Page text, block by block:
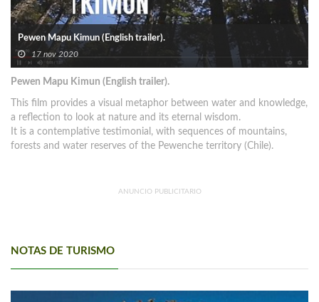
Pewen Mapu Kimun (English trailer).
17 nov 2020
Pewen Mapu Kimun (English trailer).
This film provides a visual metaphor between water and knowledge,
a reflection to look at nature and its eternal wisdom.
It is a contemplative testimonial, with sequences of mountains,
forests and water reserves of the Pewenche territory (Chile).
ANUNCIO PUBLICITARIO
NOTAS DE TURISMO